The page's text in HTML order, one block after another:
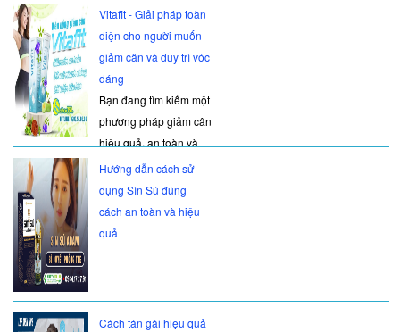
nồng nàn, thăng hoa,
chắc chắn bạn đã
không còn xa lạ với cái
tên Sìn Sú . Được
mệnh danh là "
Vitafit - Giải pháp toàn
diện cho người muốn
giảm cân và duy trì vóc
dáng
Bạn đang tìm kiếm một
phương pháp giảm cân
hiệu quả, an toàn và
có thể duy trì lâu dài?
Bạn mệt mỏi với những
chế độ ăn ki
Hướng dẫn cách sử
dụng Sìn Sú đúng
cách an toàn và hiệu
quả
Cách tán gái hiệu quả